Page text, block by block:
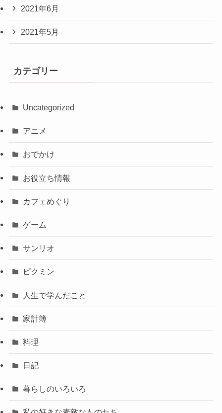
2021年6月
2021年5月
カテゴリー
Uncategorized
アニメ
おでかけ
お役立ち情報
カフェめぐり
ゲーム
サンリオ
ピクミン
人生で学んだこと
家計簿
料理
日記
暮らしのいろいろ